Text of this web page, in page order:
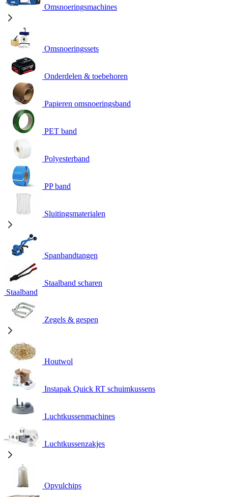
Omsnoeringsmachines
Omsnoeringssets
Onderdelen & toebehoren
Papieren omsnoeringsband
PET band
Polyesterband
PP band
Sluitingsmaterialen
Spanbandtangen
Staalband scharen
Staalband
Zegels & gespen
Houtwol
Instapak Quick RT schuimkussens
Luchtkussenmachines
Luchtkussenzakjes
Opvulchips